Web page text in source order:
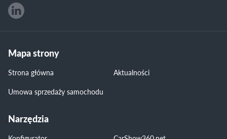
Mapa strony
Strona główna
Aktualności
Umowa sprzedaży samochodu
Narzędzia